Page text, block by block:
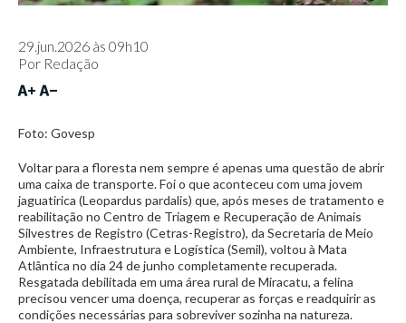
29.jun.2026 às 09h10
Por Redação
Foto: Govesp
Voltar para a floresta nem sempre é apenas uma questão de abrir
uma caixa de transporte. Foi o que aconteceu com uma jovem
jaguatirica (Leopardus pardalis) que, após meses de tratamento e
reabilitação no Centro de Triagem e Recuperação de Animais
Silvestres de Registro (Cetras-Registro), da Secretaria de Meio
Ambiente, Infraestrutura e Logística (Semil), voltou à Mata
Atlântica no dia 24 de junho completamente recuperada.
Resgatada debilitada em uma área rural de Miracatu, a felina
precisou vencer uma doença, recuperar as forças e readquirir as
condições necessárias para sobreviver sozinha na natureza.